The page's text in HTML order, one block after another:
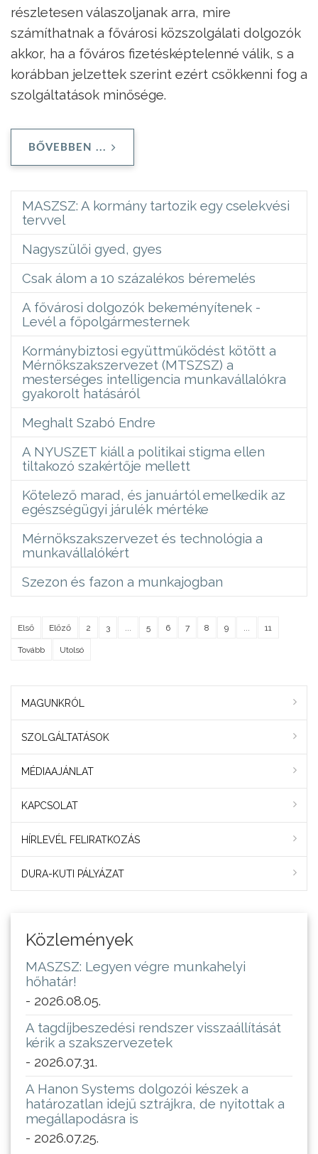
részletesen válaszoljanak arra, mire
számíthatnak a fővárosi közszolgálati dolgozók
akkor, ha a főváros fizetésképtelenné válik, s a
korábban jelzettek szerint ezért csökkenni fog a
szolgáltatások minősége.
BŐVEBBEN ...
MASZSZ: A kormány tartozik egy cselekvési
tervvel
Nagyszülői gyed, gyes
Csak álom a 10 százalékos béremelés
A fővárosi dolgozók bekeményítenek -
Levél a főpolgármesternek
Kormánybiztosi együttműködést kötött a
Mérnökszakszervezet (MTSZSZ) a
mesterséges intelligencia munkavállalókra
gyakorolt hatásáról
Meghalt Szabó Endre
A NYUSZET kiáll a politikai stigma ellen
tiltakozó szakértője mellett
Kötelező marad, és januártól emelkedik az
egészségügyi járulék mértéke
Mérnökszakszervezet és technológia a
munkavállalókért
Szezon és fazon a munkajogban
Első Előző 2 3 5 6 7 8 9 11
Tovább Utolsó
MAGUNKRÓL
SZOLGÁLTATÁSOK
MÉDIAAJÁNLAT
KAPCSOLAT
HÍRLEVÉL FELIRATKOZÁS
DURA-KUTI PÁLYÁZAT
Közlemények
MASZSZ: Legyen végre munkahelyi
hőhatár!
- 2026.08.05.
A tagdíjbeszedési rendszer visszaállítását
kérik a szakszervezetek
- 2026.07.31.
A Hanon Systems dolgozói készek a
határozatlan idejű sztrájkra, de nyitottak a
megállapodásra is
- 2026.07.25.